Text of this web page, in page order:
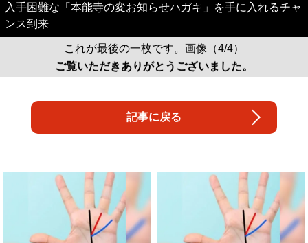
入手困難な「本能寺の変お知らせハガキ」を手に入れるチャ
ンス到来
これが最後の一枚です。画像（4/4）
ご覧いただきありがとうございました。
記事に戻る